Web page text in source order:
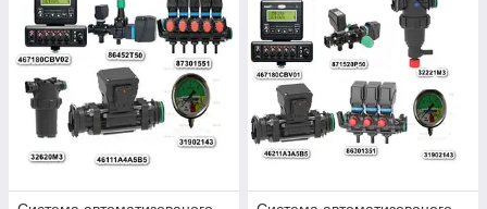
безкоштовно — підберемо під вашу техніку.